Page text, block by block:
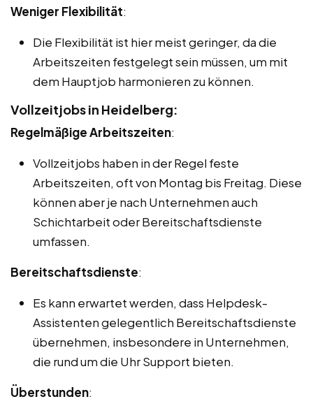
Weniger Flexibilität:
Die Flexibilität ist hier meist geringer, da die
Arbeitszeiten festgelegt sein müssen, um mit
dem Hauptjob harmonieren zu können.
Vollzeitjobs in Heidelberg:
Regelmäßige Arbeitszeiten:
Vollzeitjobs haben in der Regel feste
Arbeitszeiten, oft von Montag bis Freitag. Diese
können aber je nach Unternehmen auch
Schichtarbeit oder Bereitschaftsdienste
umfassen.
Bereitschaftsdienste:
Es kann erwartet werden, dass Helpdesk-
Assistenten gelegentlich Bereitschaftsdienste
übernehmen, insbesondere in Unternehmen,
die rund um die Uhr Support bieten.
Überstunden: